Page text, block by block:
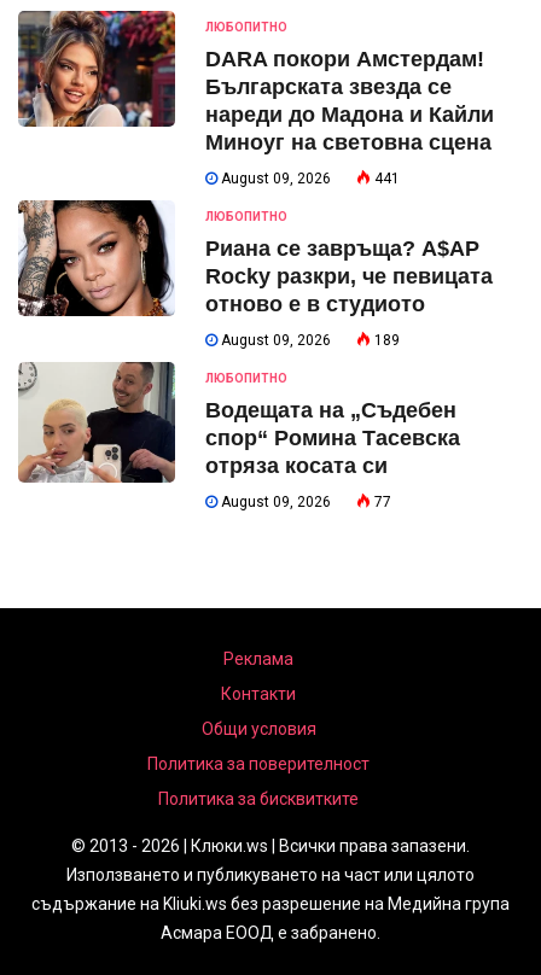
ЛЮБОПИТНО
DARA покори Амстердам!
Българската звезда се
нареди до Мадона и Кайли
Миноуг на световна сцена
August 09, 2026 441
ЛЮБОПИТНО
Риана се завръща? A$AP
Rocky разкри, че певицата
отново е в студиото
August 09, 2026 189
ЛЮБОПИТНО
Водещата на „Съдебен
спор“ Ромина Тасевска
отряза косата си
August 09, 2026 77
Реклама
Контакти
Общи условия
Политика за поверителност
Политика за бисквитките
© 2013 - 2026 | Клюки.ws | Всички права запазени.
Използването и публикуването на част или цялото
съдържание на Kliuki.ws без разрешение на Медийна група
Асмара ЕООД е забранено.